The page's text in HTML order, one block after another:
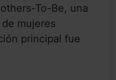
To-Be, una
mujeres
principal fue